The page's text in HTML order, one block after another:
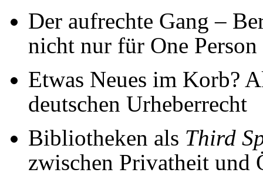
Der aufrechte Gang –
nicht nur für One
Etwas Neues im Korb?
deutschen Urheberrecht
Bibliotheken als Third
zwischen Privatheit und